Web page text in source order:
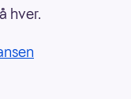
hver.